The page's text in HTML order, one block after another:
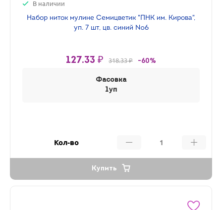
В наличии
Набор ниток мулине Семицветик "ПНК им. Кирова",
уп. 7 шт, цв. синий №6
127.33 ₽ 318.33 ₽ -60%
Фасовка
1уп
Кол-во
Купить